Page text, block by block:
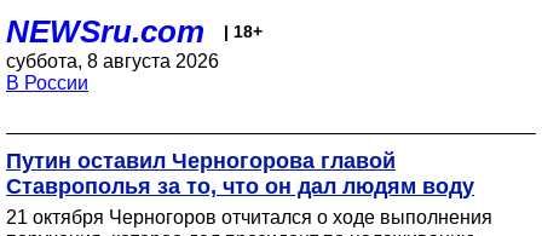
NEWSru.com | 18+
суббота, 8 августа 2026
В России
Путин оставил Черногорова главой
Ставрополья за то, что он дал людям воду
21 октября Черногоров отчитался о ходе выполнения